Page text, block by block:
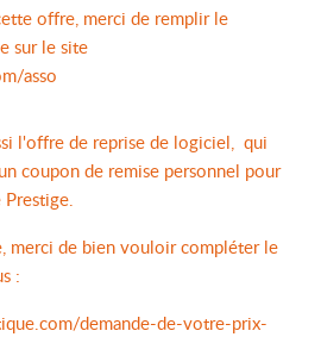
offre, merci de remplir le
sur le site
asso
l'offre de reprise de logiciel, qui
coupon de remise personnel pour
merci de bien vouloir compléter le
:
demande-de-votre-prix-